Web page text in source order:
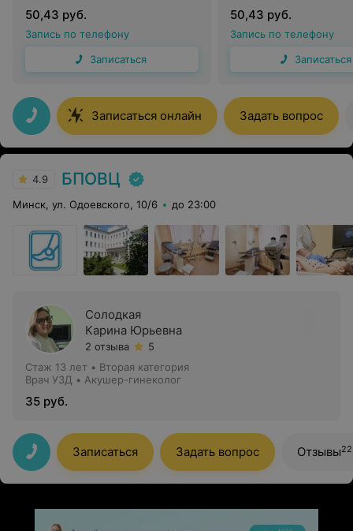
50,43 руб.
Запись по телефону
Записаться
50,43 руб.
Запись по телефону
Записаться
Записаться онлайн Задать вопрос
4.9 БПОВЦ
Минск, ул. Одоевского, 10/6 до 23:00
Солодкая
Карина Юрьевна
2 отзыва
5
Стаж 13 лет • Вторая категория
Врач УЗД • Акушер-гинеколог
35 руб.
Записаться Задать вопрос Отзывы22